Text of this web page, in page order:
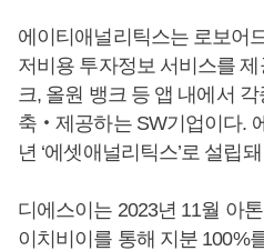
에이티애널리틱스는 로보어
저비용 투자정보 서비스를
크, 올원 뱅크 등 앱 내에서
축‧제공하는 SW기업이다.
년 ‘에셋애널리틱스’로 설립
디에스이는 2023년 11월 아
이치비이를 통해 지분 100%